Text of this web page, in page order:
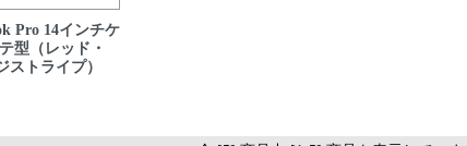
Pro 14インチケ
型（レッド・
ストライプ）